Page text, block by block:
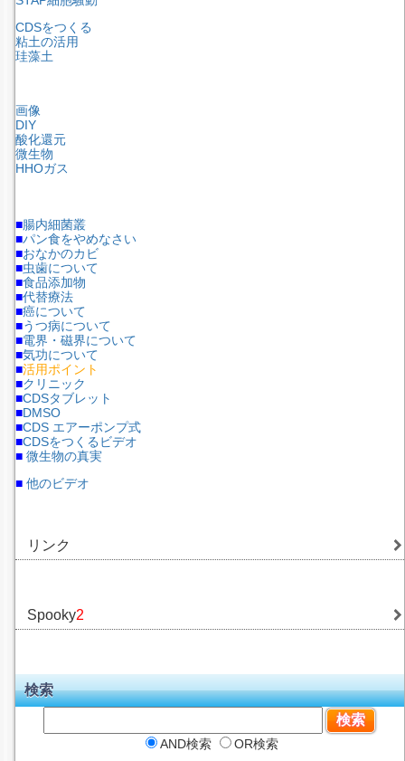
CDSをつくる
粘土の活用
珪藻土
画像
DIY
酸化還元
微生物
HHOガス
■腸内細菌叢
■パン食をやめなさい
■おなかのカビ
■虫歯について
■食品添加物
■代替療法
■癌について
■うつ病について
■電界・磁界について
■気功について
■活用ポイント
■クリニック
■CDSタブレット
■DMSO
■CDS エアーポンプ式
■CDSをつくるビデオ
■ 微生物の真実
■ 他のビデオ
リンク
Spooky2
検索
AND検索 OR検索